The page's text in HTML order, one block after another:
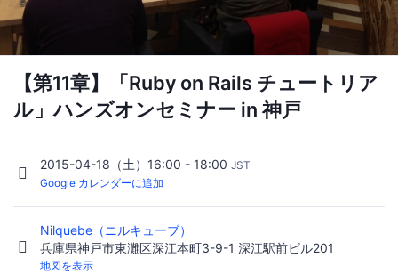
【第11章】「Ruby on Rails チュートリア
ル」ハンズオンセミナー in 神戸
2015-04-18（土）16:00 - 18:00 JST
Google カレンダーに追加
Nilquebe（ニルキューブ）
兵庫県神戸市東灘区深江本町3-9-1 深江駅前ビル201
地図を表示